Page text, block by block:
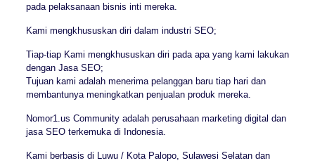
pada pelaksanaan bisnis inti mereka.
Kami mengkhususkan diri dalam industri SEO;
Tiap-tiap Kami mengkhususkan diri pada apa yang kami lakukan
dengan Jasa SEO;
Tujuan kami adalah menerima pelanggan baru tiap hari dan
membantunya meningkatkan penjualan produk mereka.
Nomor1.us Community adalah perusahaan marketing digital dan
jasa SEO terkemuka di Indonesia.
Kami berbasis di Luwu / Kota Palopo, Sulawesi Selatan dan